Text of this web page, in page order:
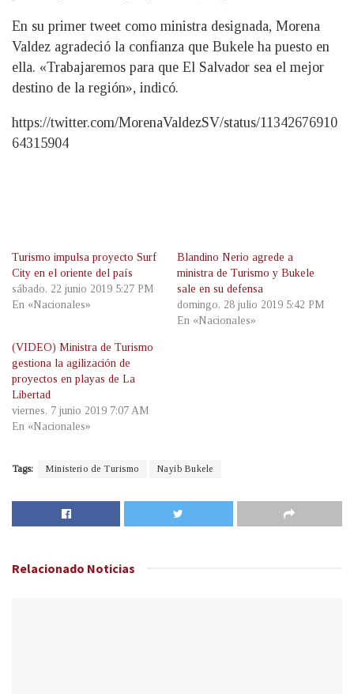
En su primer tweet como ministra designada, Morena
Valdez agradeció la confianza que Bukele ha puesto en
ella. «Trabajaremos para que El Salvador sea el mejor
destino de la región», indicó.
https://twitter.com/MorenaValdezSV/status/11342676910
64315904
Turismo impulsa proyecto Surf
City en el oriente del país
sábado, 22 junio 2019 5:27 PM
En «Nacionales»
Blandino Nerio agrede a
ministra de Turismo y Bukele
sale en su defensa
domingo, 28 julio 2019 5:42 PM
En «Nacionales»
(VIDEO) Ministra de Turismo
gestiona la agilización de
proyectos en playas de La
Libertad
viernes, 7 junio 2019 7:07 AM
En «Nacionales»
Tags: Ministerio de Turismo Nayib Bukele
Relacionado Noticias